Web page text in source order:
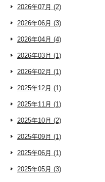
2026年07月 (2)
2026年06月 (3)
2026年04月 (4)
2026年03月 (1)
2026年02月 (1)
2025年12月 (1)
2025年11月 (1)
2025年10月 (2)
2025年09月 (1)
2025年06月 (1)
2025年05月 (3)